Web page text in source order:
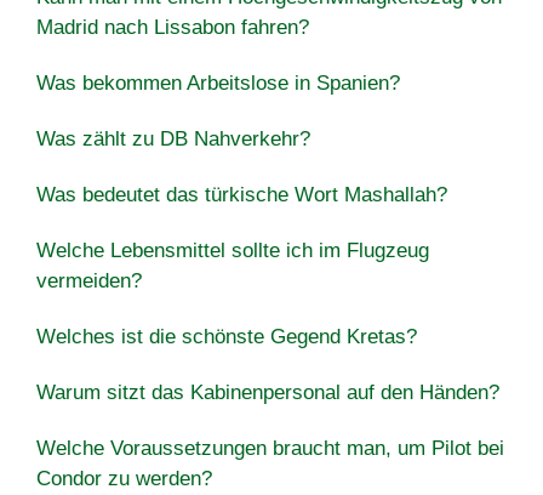
Madrid nach Lissabon fahren?
Was bekommen Arbeitslose in Spanien?
Was zählt zu DB Nahverkehr?
Was bedeutet das türkische Wort Mashallah?
Welche Lebensmittel sollte ich im Flugzeug
vermeiden?
Welches ist die schönste Gegend Kretas?
Warum sitzt das Kabinenpersonal auf den Händen?
Welche Voraussetzungen braucht man, um Pilot bei
Condor zu werden?